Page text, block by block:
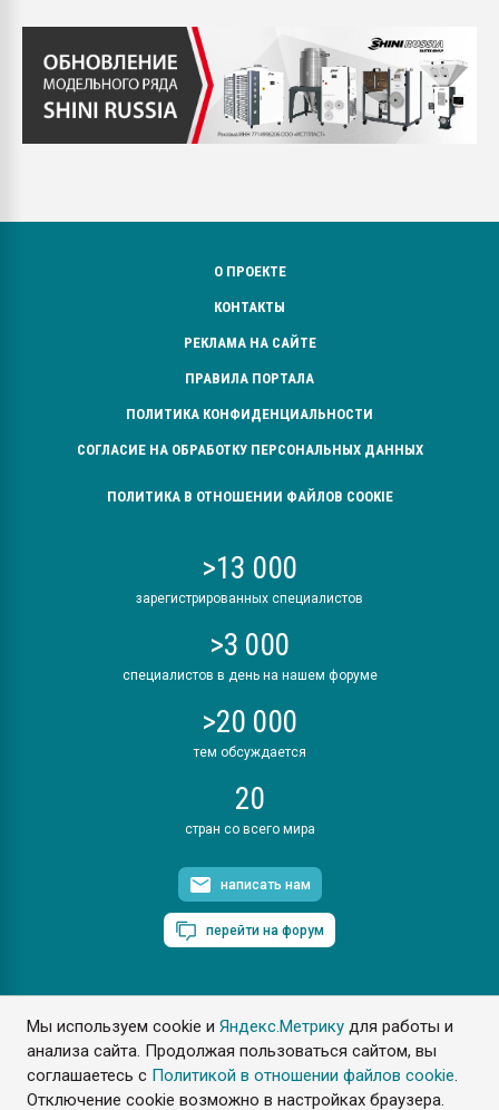
Мы используем cookie иЯндекс.Метрику для работы и
анализа сайта. Продолжая пользоваться сайтом, вы
соглашаетесь с Политикой в отношении файлов cookie.
Отключение cookie возможно в настройках браузера.
О ПРОЕКТЕ
КОНТАКТЫ
РЕКЛАМА НА САЙТЕ
ПРАВИЛА ПОРТАЛА
ПОЛИТИКА КОНФИДЕНЦИАЛЬНОСТИ
СОГЛАСИЕ НА ОБРАБОТКУ ПЕРСОНАЛЬНЫХ ДАННЫХ
ПОЛИТИКА В ОТНОШЕНИИ ФАЙЛОВ COOKIE
>13 000
зарегистрированных специалистов
>3 000
специалистов в день на нашем форуме
>20 000
тем обсуждается
20
стран со всего мира
написать нам
перейти на форум
ПластЭксперт © 2006. Все права защищены
Разрешается копирование материалов сайта с обязательной
ссылкой на www.e-plastic.ru
Разработка сайта